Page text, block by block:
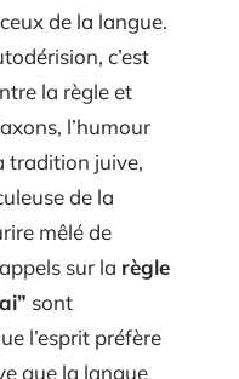
de la langue.
c’est
la règle et
l’humour
tradition juive,
de la
mêlé de
sur la règle
sont
l’esprit préfère
que la langue